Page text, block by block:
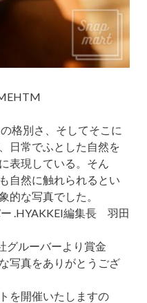
格別さ、そしてそこに
日常でふとした自然を
表現している。そん
自然に触れられるとい
的な写真でした。
.HYAKKEI編集長 羽田
グルーバーより賞金
写真をありがとうござ
を開催いたしますの